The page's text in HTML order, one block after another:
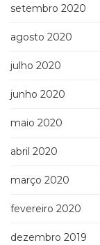
setembro 2020
agosto 2020
julho 2020
junho 2020
maio 2020
abril 2020
março 2020
fevereiro 2020
dezembro 2019